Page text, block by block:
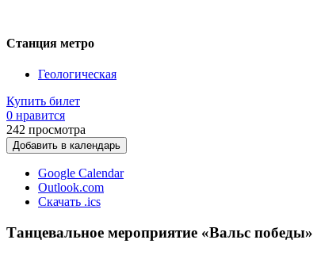
Станция метро
Геологическая
Купить билет
0 нравится
242 просмотра
Добавить в календарь
Google Calendar
Outlook.com
Скачать .ics
Танцевальное мероприятие «Вальс победы»